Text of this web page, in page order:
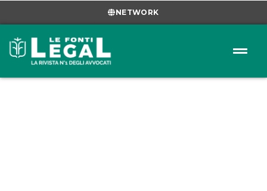
NETWORK